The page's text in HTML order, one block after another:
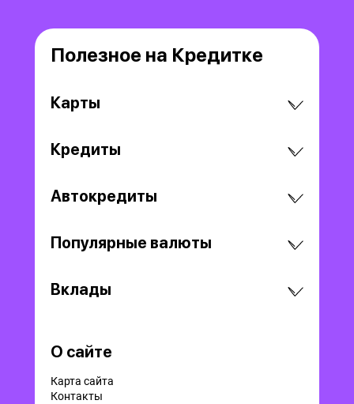
Полезное на Кредитке
Карты
Кредиты
Автокредиты
Популярные валюты
Вклады
О сайте
Карта сайта
Контакты